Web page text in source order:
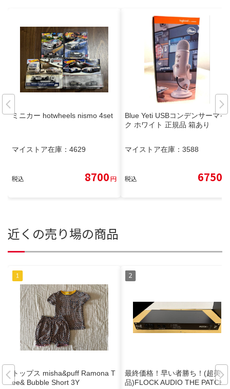
ミニカー hotwheels nismo 4set
マイストア在庫： 4629
税込 8700円
Blue Yeti USBコンデンサーマイ
ク ホワイト 正規品 箱あり
マイストア在庫： 3588
税込 6750
近くの売り場の商品
トップス misha&puff Ramona T
ee& Bubble Short 3Y
最終価格！早い者勝ち！(超美
品)FLOCK AUDIO THE PATCH